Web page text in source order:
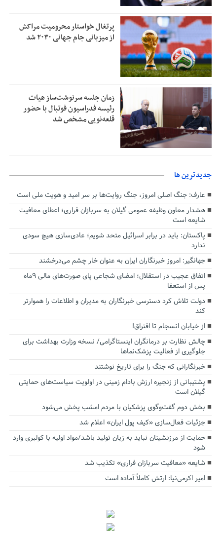
پرتغال خواستار محرومیت مراکش
از میزبانی جام جهانی ۲۰۳۰ شد
زمان جلسه سرنوشت‌ساز هیات
رئیسه فدراسیون فوتبال با حضور
قلعه‌نویی مشخص شد
جديدترين ها
عارف: جنگ اصلی امروز، جنگ روایت‌ها بر سر امید و هویت ملی است
هشدار معاون وظیفه عمومی گیلان به سربازان فراری؛ اعطای معافیت
شایعه است
پاکستان: باید در برابر اسرائیل متحد شویم؛ عادی‌سازی هیچ سودی
ندارد
جهانگیر: امروز خبرنگاران ایران به عنوان خار چشم می‌درخشند
اتفاق عجیب در استقلال؛ امضای شجاعی پای صورت‌های مالی ٩ماه
پس از استعفا
دولت تلاش کرد دسترسی خبرنگاران به مدیران و اطلاعات را هموارتر
کند
از خیابان انسجام تا افتراق!
چالش نظارت بر درمانگران اینستاگرامی/ نسخه وزارت بهداشت برای
جلوگیری از فعالیت پزشک‌نماها
خبرنگارانی که جنگ را برای تاریخ نوشتند
پشتیبانی از زنجیره ارزش بادام زمینی در اولویت سیاست‌های حمایتی
گیلان است
بخش دوم گفت‌وگوی پزشکیان با مردم امشب پخش می‌شود
جزئیات فعال‌سازی «کیف پول ایران» اعلام شد
حمایت از مرزنشینان نباید به زیان تولید باشد/مواد اولیه با کولبری وارد
شود
شایعه «معافیت سربازان فراری» تکذیب شد
امیر اکرمی‌نیا: ارتش کاملاً آماده است